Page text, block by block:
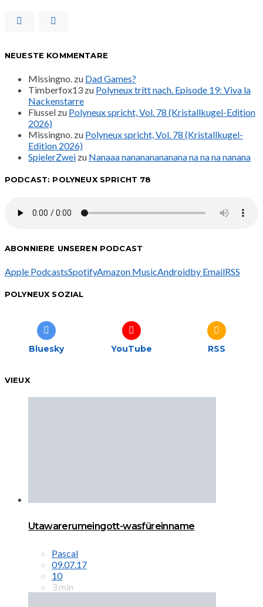
NEUESTE KOMMENTARE
Missingno. zu Dad Games?
Timberfox13 zu Polyneux tritt nach. Episode 19: Viva la
Nackenstarre
Flussel zu Polyneux spricht, Vol. 78 (Kristallkugel-Edition
2026)
Missingno. zu Polyneux spricht, Vol. 78 (Kristallkugel-
Edition 2026)
SpielerZwei zu Nanaaa nanananananana na na na nanana
PODCAST: POLYNEUX SPRICHT 78
ABONNIERE UNSEREN PODCAST
Apple PodcastsSpotifyAmazon MusicAndroidby EmailRSS
POLYNEUX SOZIAL
Bluesky YouTube RSS
VIEUX
Utawarerumeingott-wasfüreinname
Pascal
09.07.17
10
3 min